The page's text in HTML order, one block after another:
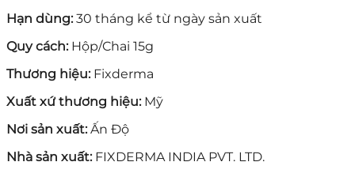
Hạn dùng:30 tháng kể từ ngày sản xuất
Quy cách: Hộp/Chai 15g
Thương hiệu:Fixderma
Xuất xứ thương hiệu:Mỹ
Nơi sản xuất:Ấn Độ
Nhà sản xuất: FIXDERMA INDIA PVT. LTD.